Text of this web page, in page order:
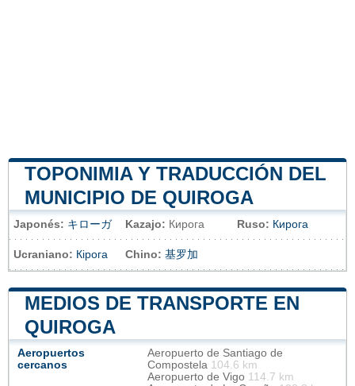
TOPONIMIA Y TRADUCCIÓN DEL
MUNICIPIO DE QUIROGA
Japonés: キローガ Kazajo: Кирога Ruso: Кирога
Ucraniano: Кірога Chino: 基罗加
MEDIOS DE TRANSPORTE EN
QUIROGA
Aeropuertos
cercanos
Aeropuerto de Santiago de
Compostela 104.6 km
Aeropuerto de Vigo 114.7 km